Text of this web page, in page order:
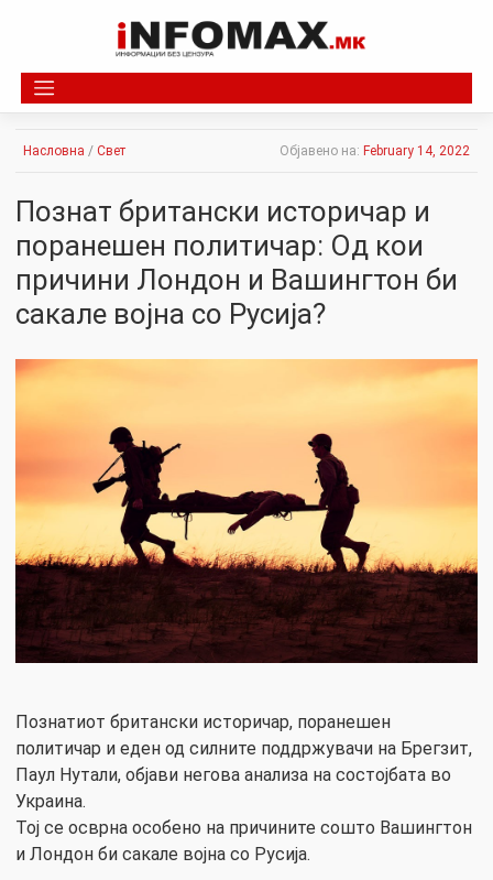
Насловна / Свет Објавено на: February 14, 2022
Познат британски историчар и
поранешен политичар: Од кои
причини Лондон и Вашингтон би
сакале војна со Русија?
Познатиот британски историчар, поранешен
политичар и еден од силните поддржувачи на Брегзит,
Паул Нутали, објави негова анализа на состојбата во
Украина.
Тој се осврна особено на причините сошто Вашингтон
и Лондон би сакале војна со Русија.